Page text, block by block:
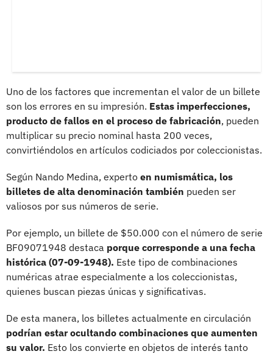
Uno de los factores que incrementan el valor de un billete
son los errores en su impresión. Estas imperfecciones,
producto de fallos en el proceso de fabricación, pueden
multiplicar su precio nominal hasta 200 veces,
convirtiéndolos en artículos codiciados por coleccionistas.
Según Nando Medina, experto en numismática, los
billetes de alta denominación también pueden ser
valiosos por sus números de serie.
Por ejemplo, un billete de $50.000 con el número de serie
BF09071948 destaca porque corresponde a una fecha
histórica (07-09-1948). Este tipo de combinaciones
numéricas atrae especialmente a los coleccionistas,
quienes buscan piezas únicas y significativas.
De esta manera, los billetes actualmente en circulación
podrían estar ocultando combinaciones que aumenten
su valor. Esto los convierte en objetos de interés tanto